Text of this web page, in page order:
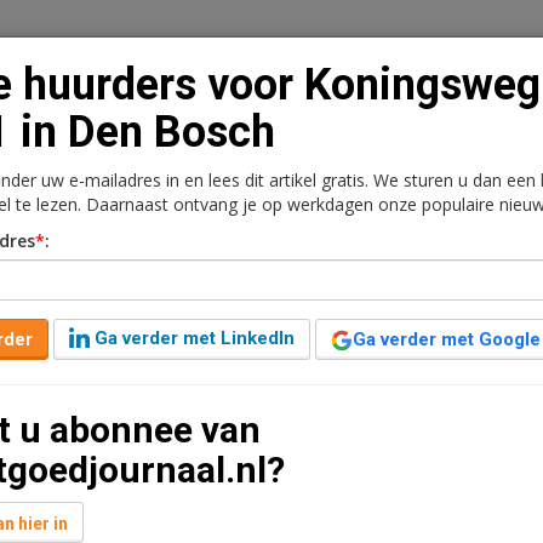
Vacaturebank Contact Abonnementen
101 in Den
geleden aangepast 1 minuut leestijd
in Koningsweg 101 in Den
m2, zuivelhandel Geris Food Group huurt 885 m2
huurders voor Koningsweg
in Den Bosch
uw e-mailadres in en lees dit artikel gratis. We sturen u dan een
te lezen. Daarnaast ontvang je op werkdagen onze populaire
*:
Ga verder met LinkedIn Ga verder met Google
u abonnee van
hier in